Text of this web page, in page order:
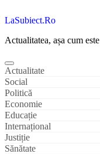
LaSubiect.Ro
Actualitatea, așa cum este
Actualitate
Social
Politică
Economie
Educație
Internațional
Justiție
Sănătate